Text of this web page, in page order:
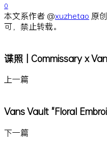
0
本文系作者 @xuzhetao 原
可，禁止转载。
谍照 | Commissary x
上一篇
Vans Vault "Floral
下一篇